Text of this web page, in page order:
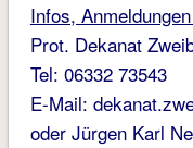
Infos,
Prot. Dekanat
Tel: 06332 73543
E-Mail:
oder Jürgen Karl